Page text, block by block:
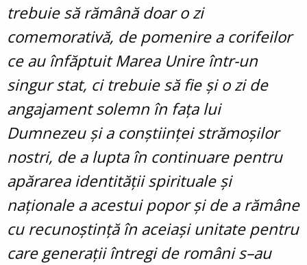
trebuie să rămână doar o zi
comemorativă, de pomenire a corifeilor
ce au înfăptuit Marea Unire într-un
singur stat, ci trebuie să fie și o zi de
angajament solemn în fața lui
Dumnezeu și a conștiinței strămoșilor
nostri, de a lupta în continuare pentru
apărarea identității spirituale și
naționale a acestui popor și de a rămâne
cu recunoștință în aceiași unitate pentru
care generații întregi de români s–au